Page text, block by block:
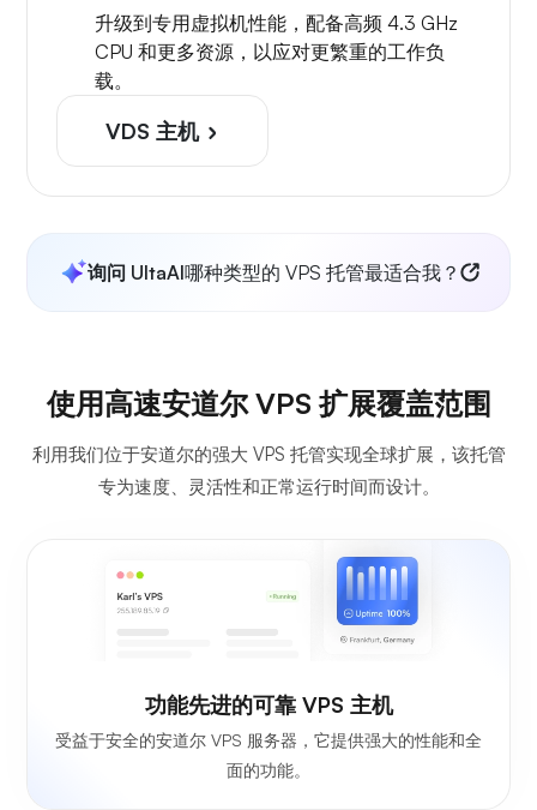
升级到专用虚拟机性能，配备高频 4.3 GHz
CPU 和更多资源，以应对更繁重的工作负
载。
VDS 主机
询问 UltaAI哪种类型的 VPS 托管最适合我？
使用高速安道尔 VPS 扩展覆盖范围
利用我们位于安道尔的强大 VPS 托管实现全球扩展，该托管
专为速度、灵活性和正常运行时间而设计。
功能先进的可靠 VPS 主机
受益于安全的安道尔 VPS 服务器，它提供强大的性能和全
面的功能。